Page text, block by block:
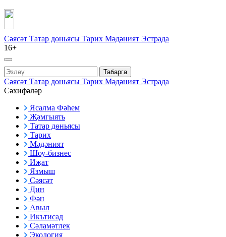
Сәясәт Татар дөньясы Тарих Мәдәният Эстрада
16+
Табарга
Сәясәт Татар дөньясы Тарих Мәдәният Эстрада
Сәхифәләр
Ясалма Фәһем
Җәмгыять
Татар дөньясы
Тарих
Мәдәният
Шоу-бизнес
Иҗат
Язмыш
Сәясәт
Дин
Фән
Авыл
Икътисад
Сәламәтлек
Экология